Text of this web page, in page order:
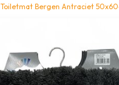
Toiletmat Bergen Antraciet